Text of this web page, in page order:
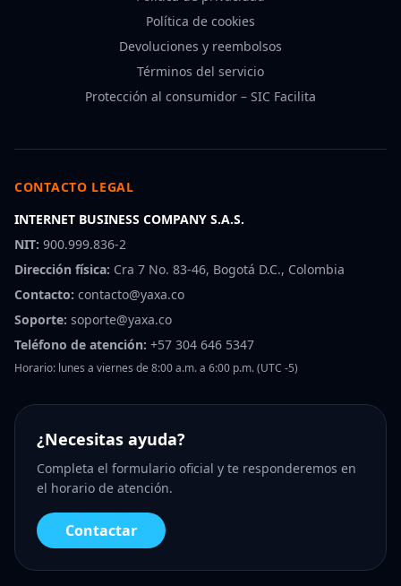
Política de cookies
Devoluciones y reembolsos
Términos del servicio
Protección al consumidor – SIC Facilita
CONTACTO LEGAL
INTERNET BUSINESS COMPANY S.A.S.
NIT: 900.999.836-2
Dirección física: Cra 7 No. 83-46, Bogotá D.C., Colombia
Contacto: contacto@yaxa.co
Soporte: soporte@yaxa.co
Teléfono de atención: +57 304 646 5347
Horario: lunes a viernes de 8:00 a.m. a 6:00 p.m. (UTC -5)
¿Necesitas ayuda?
Completa el formulario oficial y te responderemos en
el horario de atención.
Contactar